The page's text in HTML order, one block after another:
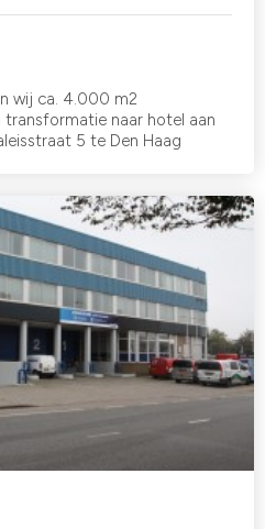
wij ca. 4.000 m2
naar hotel aan
5 te Den Haag